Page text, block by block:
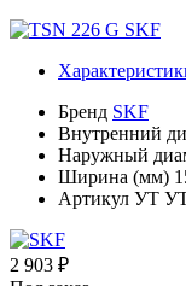
Бренд SKF
Внутренний
Наружный
Ширина (мм)
Артикул УТ
2 903 ₽